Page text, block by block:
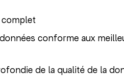
conforme aux
de la qualité de la